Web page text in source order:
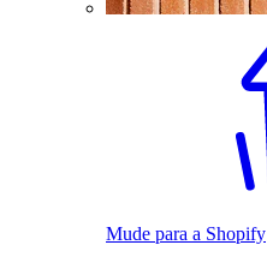
Mude para a Shopify